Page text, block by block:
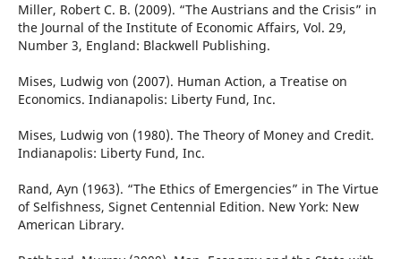
Miller, Robert C. B. (2009). “The Austrians and the Crisis” in
the Journal of the Institute of Economic Affairs, Vol. 29,
Number 3, England: Blackwell Publishing.
Mises, Ludwig von (2007). Human Action, a Treatise on
Economics. Indianapolis: Liberty Fund, Inc.
Mises, Ludwig von (1980). The Theory of Money and Credit.
Indianapolis: Liberty Fund, Inc.
Rand, Ayn (1963). “The Ethics of Emergencies” in The Virtue
of Selfishness, Signet Centennial Edition. New York: New
American Library.